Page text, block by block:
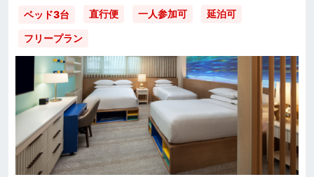
ベッド3台 直行便 一人参加可 延泊可
フリープラン